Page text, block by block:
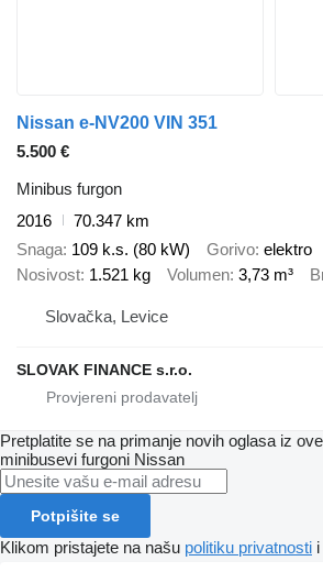
Nissan e-NV200 VIN 351
5.500 €
Minibus furgon
2016
70.347 km
Snaga 109 k.s. (80 kW) Gorivo elektro
Nosivost 1.521 kg Volumen 3,73 m³
Slovačka, Levice
SLOVAK FINANCE s.r.o.
Pretplatite se na primanje novih oglasa iz
minibusevi furgoni Nissan
Potpišite se
Klikom pristajete na našu politiku privatnosti i